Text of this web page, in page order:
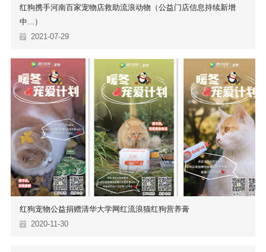
红狗携手河南百家宠物店救助流浪动物（公益门店信息持续新增
中...）
2021-07-29
红狗宠物公益捐赠清华大学网红流浪猫红狗营养膏
2020-11-30